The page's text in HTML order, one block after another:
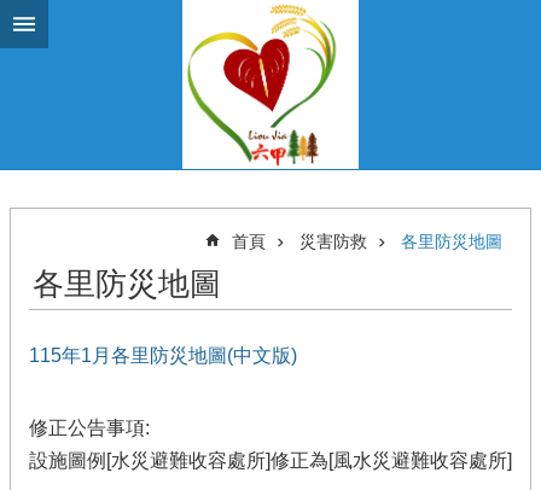
跳到主要內容區塊
首頁 災害防救 各里防災地圖
各里防災地圖
115年1月各里防災地圖(中文版)
修正公告事項:
設施圖例[水災避難收容處所]修正為[風水災避難收容處所]